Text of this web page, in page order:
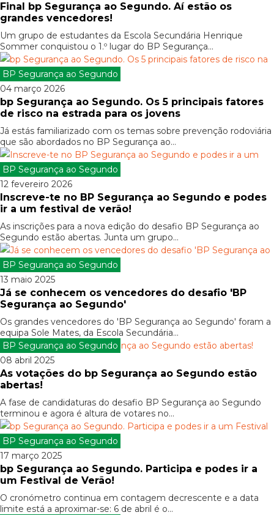
Final bp Segurança ao Segundo. Aí estão os
grandes vencedores!
Um grupo de estudantes da Escola Secundária Henrique
Sommer conquistou o 1.º lugar do BP Segurança...
BP Segurança ao Segundo
04 março 2026
bp Segurança ao Segundo. Os 5 principais fatores
de risco na estrada para os jovens
Já estás familiarizado com os temas sobre prevenção rodoviária
que são abordados no BP Segurança ao...
BP Segurança ao Segundo
12 fevereiro 2026
Inscreve-te no BP Segurança ao Segundo e podes
ir a um festival de verão!
As inscrições para a nova edição do desafio BP Segurança ao
Segundo estão abertas. Junta um grupo...
BP Segurança ao Segundo
13 maio 2025
Já se conhecem os vencedores do desafio 'BP
Segurança ao Segundo'
Os grandes vencedores do 'BP Segurança ao Segundo' foram a
equipa Sole Mates, da Escola Secundária...
BP Segurança ao Segundo
08 abril 2025
As votações do bp Segurança ao Segundo estão
abertas!
A fase de candidaturas do desafio BP Segurança ao Segundo
terminou e agora é altura de votares no...
BP Segurança ao Segundo
17 março 2025
bp Segurança ao Segundo. Participa e podes ir a
um Festival de Verão!
O cronómetro continua em contagem decrescente e a data
limite está a aproximar-se: 6 de abril é o...